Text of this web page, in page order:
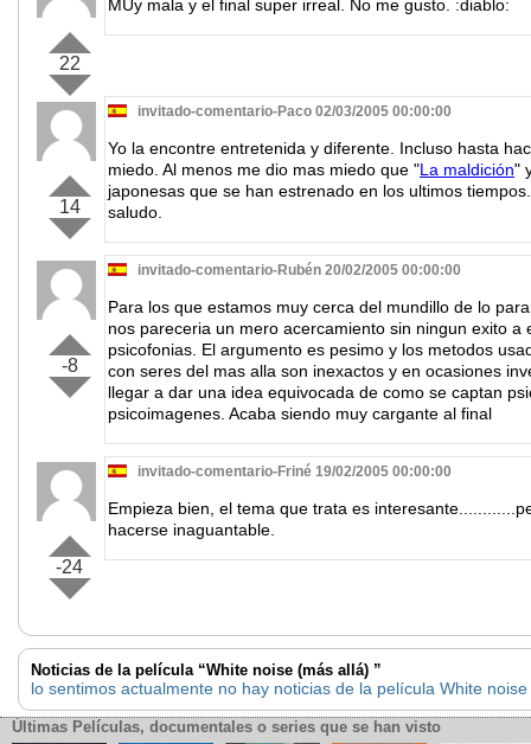
22
MUy mala y el final super irreal. No me gusto. :diablo:
14
invitado-comentario-Paco 02/03/2005 00:00:00
Yo la encontre entretenida y diferente. Incluso hasta
miedo. Al menos me dio mas miedo que "La maldición"
japonesas que se han estrenado en los ultimos
saludo.
-8
invitado-comentario-Rubén 20/02/2005 00:00:00
Para los que estamos muy cerca del mundillo de lo
nos pareceria un mero acercamiento sin ningun exito a
psicofonias. El argumento es pesimo y los metodos
con seres del mas alla son inexactos y en ocasiones
llegar a dar una idea equivocada de como se captan
psicoimagenes. Acaba siendo muy cargante al final
-24
invitado-comentario-Friné 19/02/2005 00:00:00
Empieza bien, el tema que trata es
hacerse inaguantable.
Noticias de la película “White noise (más allá) ”
lo sentimos actualmente no hay noticias de la película White
Últimas Películas, documentales o series que se han visto